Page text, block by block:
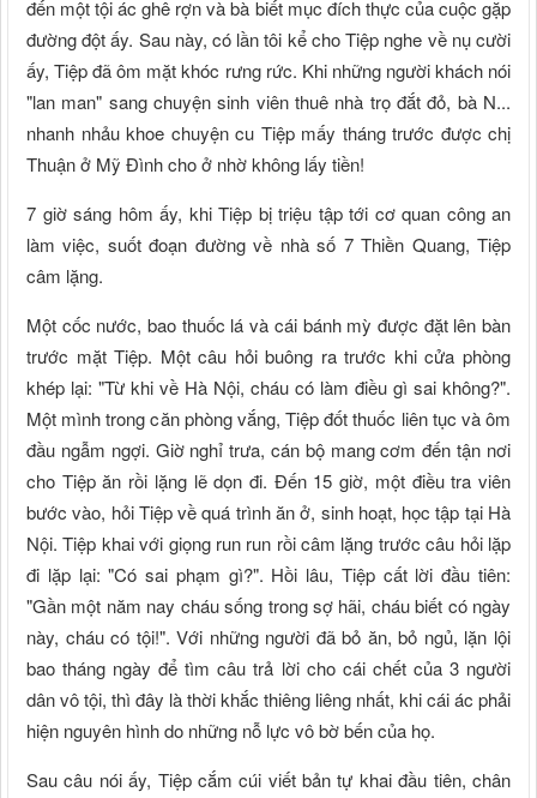
đến một tội ác ghê rợn và bà biết mục đích thực của cuộc gặp
đường đột ấy. Sau này, có lần tôi kể cho Tiệp nghe về nụ cười
ấy, Tiệp đã ôm mặt khóc rưng rức. Khi những người khách nói
"lan man" sang chuyện sinh viên thuê nhà trọ đắt đỏ, bà N...
nhanh nhảu khoe chuyện cu Tiệp mấy tháng trước được chị
Thuận ở Mỹ Đình cho ở nhờ không lấy tiền!
7 giờ sáng hôm ấy, khi Tiệp bị triệu tập tới cơ quan công an
làm việc, suốt đoạn đường về nhà số 7 Thiền Quang, Tiệp
câm lặng.
Một cốc nước, bao thuốc lá và cái bánh mỳ được đặt lên bàn
trước mặt Tiệp. Một câu hỏi buông ra trước khi cửa phòng
khép lại: "Từ khi về Hà Nội, cháu có làm điều gì sai không?".
Một mình trong căn phòng vắng, Tiệp đốt thuốc liên tục và ôm
đầu ngẫm ngợi. Giờ nghỉ trưa, cán bộ mang cơm đến tận nơi
cho Tiệp ăn rồi lặng lẽ dọn đi. Đến 15 giờ, một điều tra viên
bước vào, hỏi Tiệp về quá trình ăn ở, sinh hoạt, học tập tại Hà
Nội. Tiệp khai với giọng run run rồi câm lặng trước câu hỏi lặp
đi lặp lại: "Có sai phạm gì?". Hồi lâu, Tiệp cất lời đầu tiên:
"Gần một năm nay cháu sống trong sợ hãi, cháu biết có ngày
này, cháu có tội!". Với những người đã bỏ ăn, bỏ ngủ, lặn lội
bao tháng ngày để tìm câu trả lời cho cái chết của 3 người
dân vô tội, thì đây là thời khắc thiêng liêng nhất, khi cái ác phải
hiện nguyên hình do những nỗ lực vô bờ bến của họ.
Sau câu nói ấy, Tiệp cắm cúi viết bản tự khai đầu tiên, chân